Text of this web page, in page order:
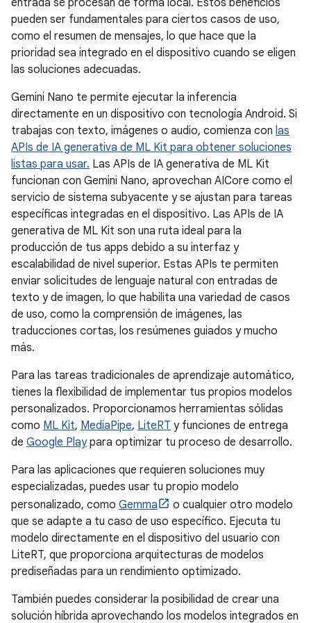
entrada se procesan de forma local. Estos beneficios
pueden ser fundamentales para ciertos casos de uso,
como el resumen de mensajes, lo que hace que la
prioridad sea integrado en el dispositivo cuando se eligen
las soluciones adecuadas.
Gemini Nano te permite ejecutar la inferencia
directamente en un dispositivo con tecnología Android. Si
trabajas con texto, imágenes o audio, comienza con las
APIs de IA generativa de ML Kit para obtener soluciones
listas para usar. Las APIs de IA generativa de ML Kit
funcionan con Gemini Nano, aprovechan AICore como el
servicio de sistema subyacente y se ajustan para tareas
específicas integradas en el dispositivo. Las APIs de IA
generativa de ML Kit son una ruta ideal para la
producción de tus apps debido a su interfaz y
escalabilidad de nivel superior. Estas APIs te permiten
enviar solicitudes de lenguaje natural con entradas de
texto y de imagen, lo que habilita una variedad de casos
de uso, como la comprensión de imágenes, las
traducciones cortas, los resúmenes guiados y mucho
más.
Para las tareas tradicionales de aprendizaje automático,
tienes la flexibilidad de implementar tus propios modelos
personalizados. Proporcionamos herramientas sólidas
como ML Kit, MediaPipe, LiteRT y funciones de entrega
de Google Playpara optimizar tu proceso de desarrollo.
Para las aplicaciones que requieren soluciones muy
especializadas, puedes usar tu propio modelo
personalizado, como Gemma
o cualquier otro modelo
que se adapte a tu caso de uso específico. Ejecuta tu
modelo directamente en el dispositivo del usuario con
LiteRT, que proporciona arquitecturas de modelos
prediseñadas para un rendimiento optimizado.
También puedes considerar la posibilidad de crear una
solución híbrida aprovechando los modelos integrados en